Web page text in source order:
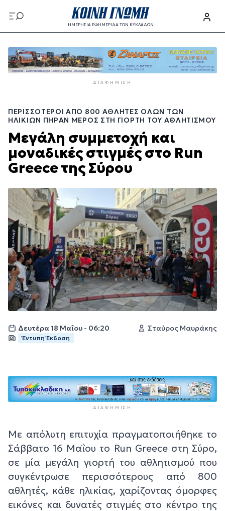
προς
το
περιεχόμενο
ΗΜΕΡΗΣΙΑ ΕΦΗΜΕΡΙΔΑ ΤΩΝ ΚΥΚΛΑΔΩΝ
προς
το
κυρίως
ΔΙΑΦΉΜΙΣΗ
ΠΕΡΙΣΣΌΤΕΡΟΙ ΑΠΌ 800 ΑΘΛΗΤΈΣ ΌΛΩΝ ΤΩΝ
ΗΛΙΚΙΏΝ ΠΉΡΑΝ ΜΈΡΟΣ ΣΤΗ ΓΙΟΡΤΉ ΤΟΥ ΑΘΛΗΤΙΣΜΟΎ
Μεγάλη συμμετοχή και
μοναδικές στιγμές στο Run
Greece της Σύρου
Δευτέρα 18 Μαΐου - 06:20 Σταύρος Μαυράκης
Έντυπη Έκδοση
ΔΙΑΦΉΜΙΣΗ
Με απόλυτη επιτυχία πραγματοποιήθηκε το
Σάββατο 16 Μαΐου το Run Greece στη Σύρο,
σε μία μεγάλη γιορτή του αθλητισμού που
συγκέντρωσε περισσότερους από 800
αθλητές, κάθε ηλικίας, χαρίζοντας όμορφες
εικόνες και δυνατές στιγμές στο κέντρο της